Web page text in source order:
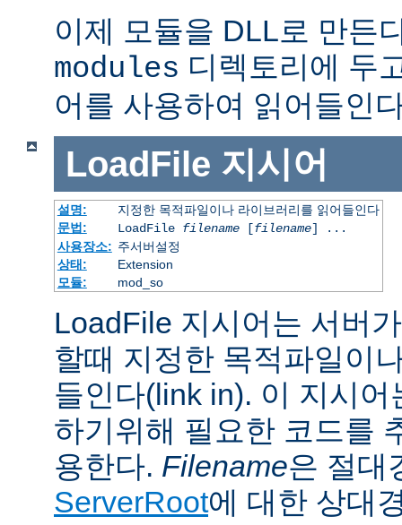
이제 모듈을 DLL로 만든
modules 디렉토리에 두
어를 사용하여 읽어들인
LoadFile 지시어
설명:
지정한 목적파일이나 라이브러리를 읽어들인다
문법:
LoadFile filename[filename] ...
사용장소: 주서버설정
상태:
Extension
모듈:
mod_so
LoadFile 지시어는 서버
할때 지정한 목적파일이
들인다(link in). 이 지시
하기위해 필요한 코드를
용한다. Filename은 절대
ServerRoot에 대한 상대